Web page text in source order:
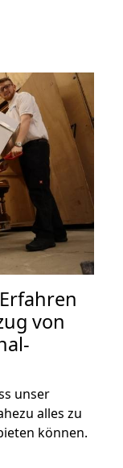
von
unser
alles zu
können.